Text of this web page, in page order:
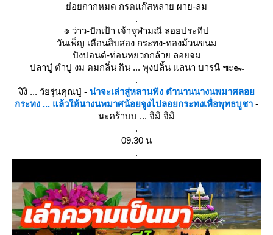
่อยกากหมด กรดแก๊สหลาย ผาย-ลม
.
๏ ว่าว-ปักเป้า เจ้าจุฬามณี ลอยประทีป
วันเพ็ญ เดือนสิบสอง กระทง-ทองม้วนขนม
ปังปอนด์-ท่อนหยวกกล้วย ลอยจม
ปลาบู๋ ตำปู งม ดมกลิ่น กิน ... พุงปลิ้น แลนา บารนี ๚ะ๛
.
งิงิ ... วัยรุ่นคุณปู่ - น่าจะเล่าสู่หลานฟัง ตำนานนางนพมาศลอ
กระทง ... แล้วให้นางนพมาศน้อยจูงไปลอยกระทงเพื่อพุทธบูชา -
นะคร้าบบ ... จิมิ จิมิ
.
09.30 น
.